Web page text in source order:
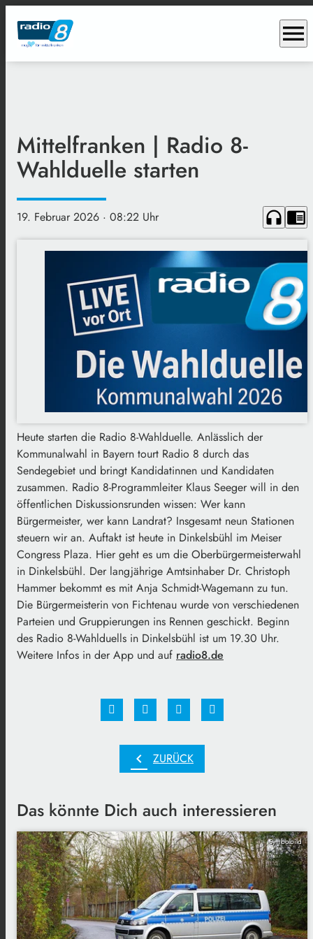
menu
Mittelfranken | Radio 8-
Wahlduelle starten
19. Februar 2026 · 08:22 Uhr headphones chrome_reader_mode
Heute starten die Radio 8-Wahlduelle. Anlässlich der
Kommunalwahl in Bayern tourt Radio 8 durch das
Sendegebiet und bringt Kandidatinnen und Kandidaten
zusammen. Radio 8-Programmleiter Klaus Seeger will in den
öffentlichen Diskussionsrunden wissen: Wer kann
Bürgermeister, wer kann Landrat? Insgesamt neun Stationen
steuern wir an. Auftakt ist heute in Dinkelsbühl im Meiser
Congress Plaza. Hier geht es um die Oberbürgermeisterwahl
in Dinkelsbühl. Der langjährige Amtsinhaber Dr. Christoph
Hammer bekommt es mit Anja Schmidt-Wagemann zu tun.
Die Bürgermeisterin von Fichtenau wurde von verschiedenen
Parteien und Gruppierungen ins Rennen geschickt. Beginn
des Radio 8-Wahlduells in Dinkelsbühl ist um 19.30 Uhr.
Weitere Infos in der App und auf radio8.de
chevron_left ZURÜCK
Das könnte Dich auch interessieren
Symbolbild